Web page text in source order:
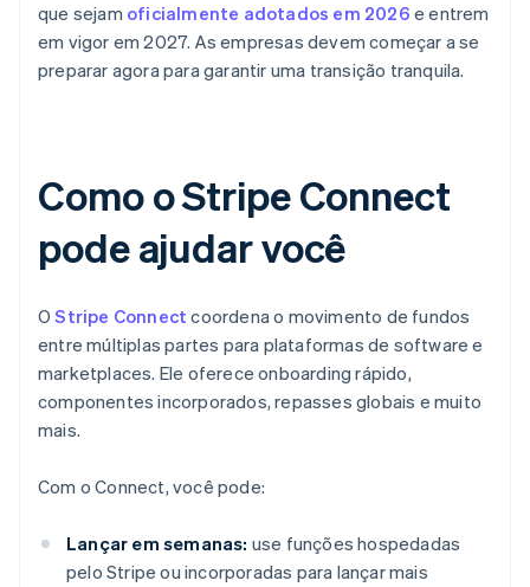
que sejam oficialmente adotados em 2026 e entrem
em vigor em 2027. As empresas devem começar a se
preparar agora para garantir uma transição tranquila.
Como o Stripe Connect
pode ajudar você
OStripe Connect coordena o movimento de fundos
entre múltiplas partes para plataformas de software e
marketplaces. Ele oferece onboarding rápido,
componentes incorporados, repasses globais e muito
mais.
Com o Connect, você pode:
Lançar em semanas: use funções hospedadas
pelo Stripe ou incorporadas para lançar mais